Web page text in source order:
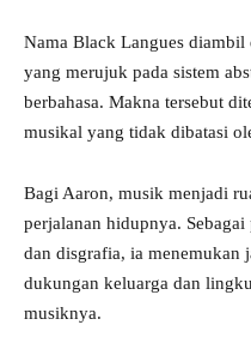
Nama Black Langues
yang merujuk pada sistem
berbahasa. Makna tersebut
musikal yang tidak dibatasi
Bagi Aaron, musik menjadi
perjalanan hidupnya.
dan disgrafia, ia menemukan
dukungan keluarga dan
musiknya.